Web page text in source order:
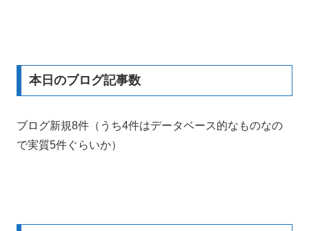
本日のブログ記事数
ブログ新規8件（うち4件はデータベース的なものなの
で実質5件ぐらいか）